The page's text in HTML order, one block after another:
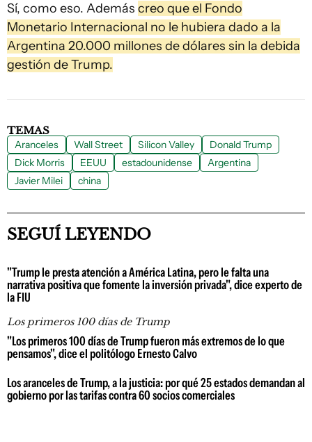
Sí, como eso. Además creo que el Fondo
Monetario Internacional no le hubiera dado a la
Argentina 20.000 millones de dólares sin la debida
gestión de Trump.
TEMAS
Aranceles Wall Street Silicon Valley
Donald Trump
Dick Morris
EEUU estadounidense
Argentina
Javier Milei
china
SEGUÍ LEYENDO
"Trump le presta atención a América Latina, pero le falta una
narrativa positiva que fomente la inversión privada", dice experto de
la FIU
Los primeros 100 días de Trump
"Los primeros 100 días de Trump fueron más extremos de lo que
pensamos", dice el politólogo Ernesto Calvo
Los aranceles de Trump, a la justicia: por qué 25 estados demandan al
gobierno por las tarifas contra 60 socios comerciales